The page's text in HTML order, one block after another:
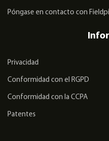
Póngase en contacto con
Privacidad
Conformidad con el RGPD
Conformidad con la CCPA
Patentes